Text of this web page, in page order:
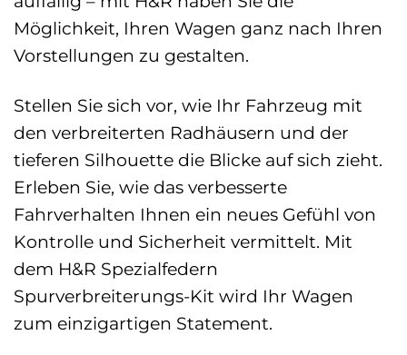
Möglichkeit, Ihren Wagen ganz nach Ihren
Vorstellungen zu gestalten.
Stellen Sie sich vor, wie Ihr Fahrzeug mit
den verbreiterten Radhäusern und der
tieferen Silhouette die Blicke auf sich zieht.
Erleben Sie, wie das verbesserte
Fahrverhalten Ihnen ein neues Gefühl von
Kontrolle und Sicherheit vermittelt. Mit
dem H&R Spezialfedern
Spurverbreiterungs-Kit wird Ihr Wagen
zum einzigartigen Statement.